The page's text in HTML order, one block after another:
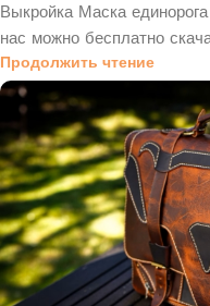
Выкройка Маска
нас можно бесплатно
Продолжить чтение